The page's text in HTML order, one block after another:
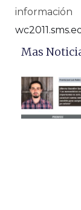
Mas